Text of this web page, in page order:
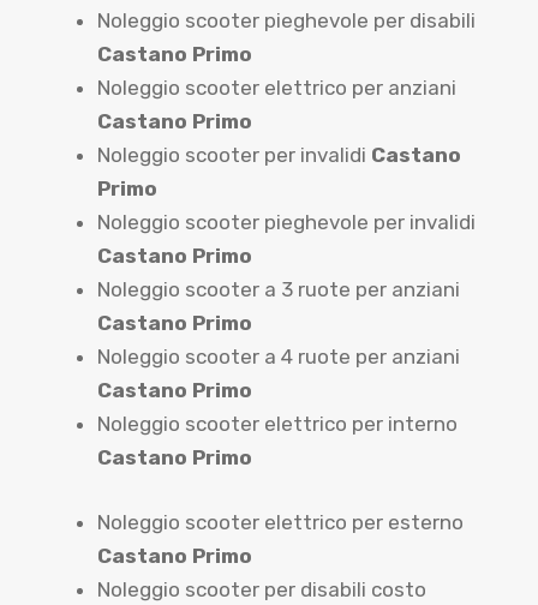
Noleggio scooter pieghevole per disabili
Castano Primo
Noleggio scooter elettrico per anziani
Castano Primo
Noleggio scooter per invalidi Castano
Primo
Noleggio scooter pieghevole per invalidi
Castano Primo
Noleggio scooter a 3 ruote per anziani
Castano Primo
Noleggio scooter a 4 ruote per anziani
Castano Primo
Noleggio scooter elettrico per interno
Castano Primo
Noleggio scooter elettrico per esterno
Castano Primo
Noleggio scooter per disabili costo